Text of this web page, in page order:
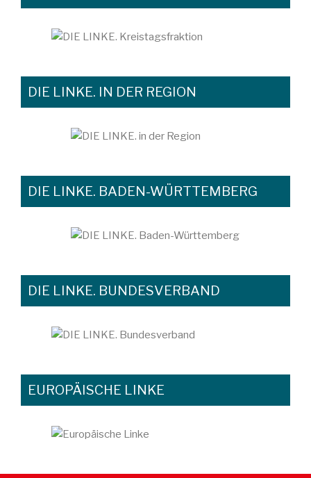
DIE LINKE. IN DER REGION
DIE LINKE. BADEN-WÜRTTEMBERG
DIE LINKE. BUNDESVERBAND
EUROPÄISCHE LINKE